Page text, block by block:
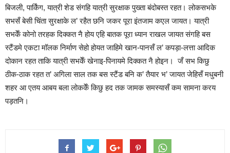
बिजली, पार्किंग, यात्री शेड संगहि यात्री सुरक्षाक पुख्ता बंदोबस्त रहत। लोकसभके
सभसँ बेसी चिंता सुरक्षाके ल’ रहैत छनि जकर पूरा इंतजाम कएल जायत। यात्री
सभकेँ कोनो तरहक दिक्कत नै होय एहि बातक पूरा ध्यान राखल जायत संगहि बस
स्टैंडमे एकटा मॉलक निर्माण सेहो होयत जाहिमे खान-पानसँ ल’ कपड़ा-लत्ता आदिक
दोकान रहत ताकि यात्री सभकेँ खेनाइ-पिनायमे दिक्कत नै होइन। जँ सभ किछु
ठीक-ठाक रहत त’ अगिला साल तक बस स्टैंड बनि क’ तैयार भ’ जायत जेहिसँ मधुबनी
शहर आ एतय आबय बला लोककेँ किछु हद तक जामक समस्यासँ कम सामना करय
पड़तनि।